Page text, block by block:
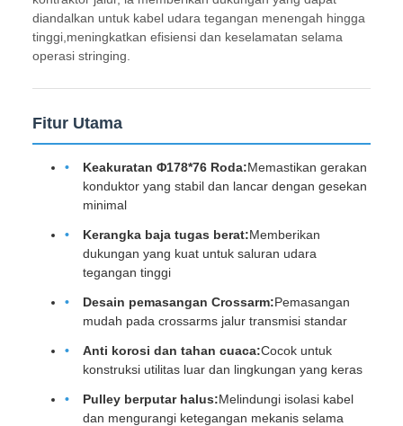
diandalkan untuk kabel udara tegangan menengah hingga
tinggi,meningkatkan efisiensi dan keselamatan selama
operasi stringing.
Fitur Utama
Keakuratan Φ178*76 Roda:Memastikan gerakan
konduktor yang stabil dan lancar dengan gesekan
minimal
Kerangka baja tugas berat:Memberikan
dukungan yang kuat untuk saluran udara
tegangan tinggi
Desain pemasangan Crossarm:Pemasangan
mudah pada crossarms jalur transmisi standar
Anti korosi dan tahan cuaca:Cocok untuk
konstruksi utilitas luar dan lingkungan yang keras
Pulley berputar halus:Melindungi isolasi kabel
dan mengurangi ketegangan mekanis selama